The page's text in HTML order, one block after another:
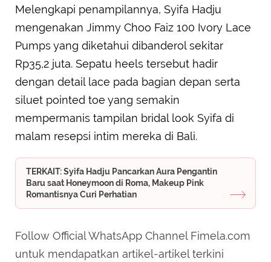
Melengkapi penampilannya, Syifa Hadju
mengenakan Jimmy Choo Faiz 100 Ivory Lace
Pumps yang diketahui dibanderol sekitar
Rp35,2 juta. Sepatu heels tersebut hadir
dengan detail lace pada bagian depan serta
siluet pointed toe yang semakin
mempermanis tampilan bridal look Syifa di
malam resepsi intim mereka di Bali.
TERKAIT: Syifa Hadju Pancarkan Aura Pengantin
Baru saat Honeymoon di Roma, Makeup Pink
Romantisnya Curi Perhatian
Follow Official WhatsApp Channel Fimela.com
untuk mendapatkan artikel-artikel terkini